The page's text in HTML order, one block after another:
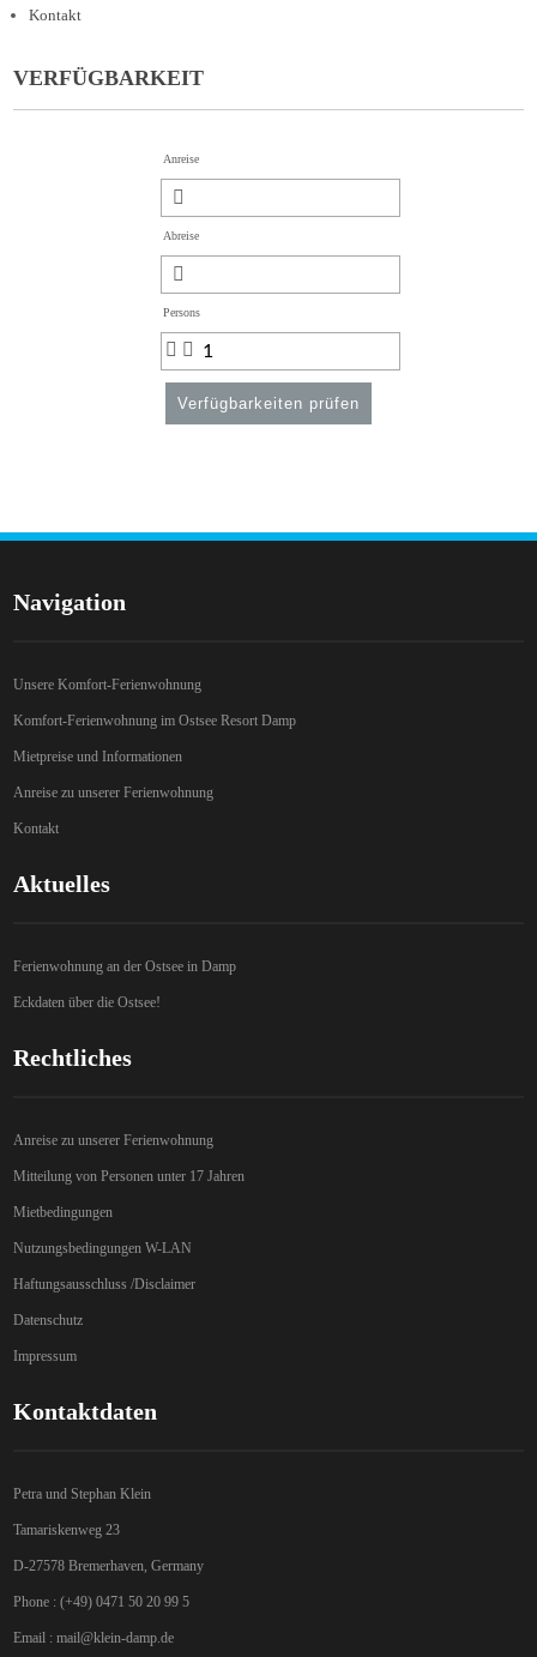
Kontakt
VERFÜGBARKEIT
Anreise
Abreise
Persons
Verfügbarkeiten prüfen
Navigation
Unsere Komfort-Ferienwohnung
Komfort-Ferienwohnung im Ostsee Resort Damp
Mietpreise und Informationen
Anreise zu unserer Ferienwohnung
Kontakt
Aktuelles
Ferienwohnung an der Ostsee in Damp
Eckdaten über die Ostsee!
Rechtliches
Anreise zu unserer Ferienwohnung
Mitteilung von Personen unter 17 Jahren
Mietbedingungen
Nutzungsbedingungen W-LAN
Haftungsausschluss /Disclaimer
Datenschutz
Impressum
Kontaktdaten
Petra und Stephan Klein
Tamariskenweg 23
D-27578 Bremerhaven, Germany
Phone : (+49) 0471 50 20 99 5
Email :mail@klein-damp.de